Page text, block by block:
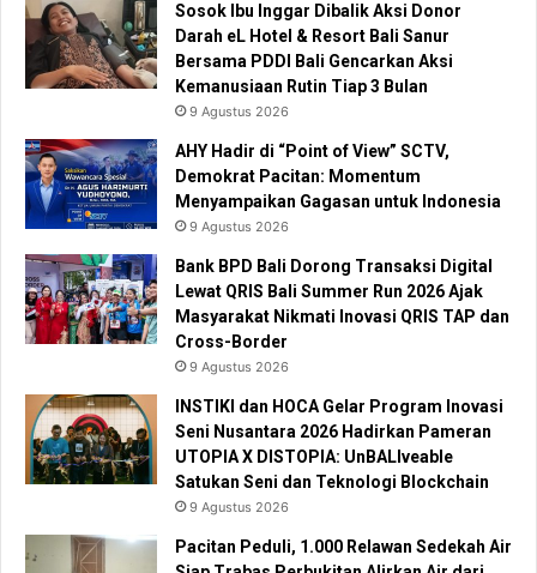
Sosok Ibu Inggar Dibalik Aksi Donor
Darah eL Hotel & Resort Bali Sanur
Bersama PDDI Bali Gencarkan Aksi
Kemanusiaan Rutin Tiap 3 Bulan
9 Agustus 2026
AHY Hadir di “Point of View” SCTV,
Demokrat Pacitan: Momentum
Menyampaikan Gagasan untuk Indonesia
9 Agustus 2026
Bank BPD Bali Dorong Transaksi Digital
Lewat QRIS Bali Summer Run 2026 Ajak
Masyarakat Nikmati Inovasi QRIS TAP dan
Cross-Border
9 Agustus 2026
INSTIKI dan HOCA Gelar Program Inovasi
Seni Nusantara 2026 Hadirkan Pameran
UTOPIA X DISTOPIA: UnBALIveable
Satukan Seni dan Teknologi Blockchain
9 Agustus 2026
Pacitan Peduli, 1.000 Relawan Sedekah Air